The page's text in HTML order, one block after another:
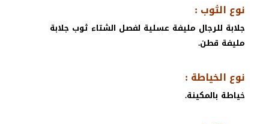
نوع الثوب :
جلابة للرجال مليفة عسلية لفصل الشتاء ثوب جلابة
مليفة قطن.
نوع الخياطة :
خياطة بالمكينة.